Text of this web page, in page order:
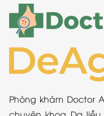
Phòng khám Doctor